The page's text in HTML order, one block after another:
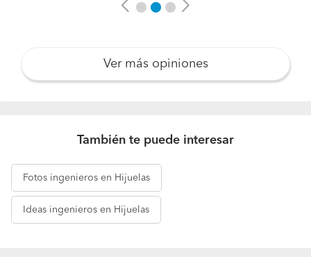
Previous Next
Ver más opiniones
También te puede interesar
Fotos ingenieros en Hijuelas
Ideas ingenieros en Hijuelas